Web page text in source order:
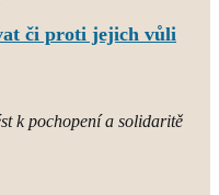
či proti jejich vůli
k pochopení a solidaritě